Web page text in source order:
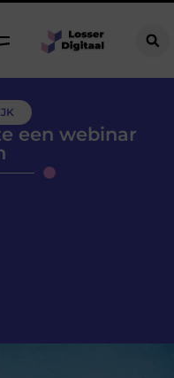
een webinar